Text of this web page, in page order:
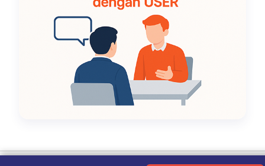
Kebijakan Privasi|Tentang Kami|